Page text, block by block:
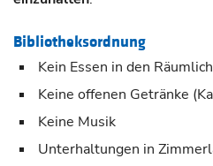
Bibliotheksordnung
Kein Essen in den
Keine offenen Getränke
Keine Musik
Unterhaltungen in